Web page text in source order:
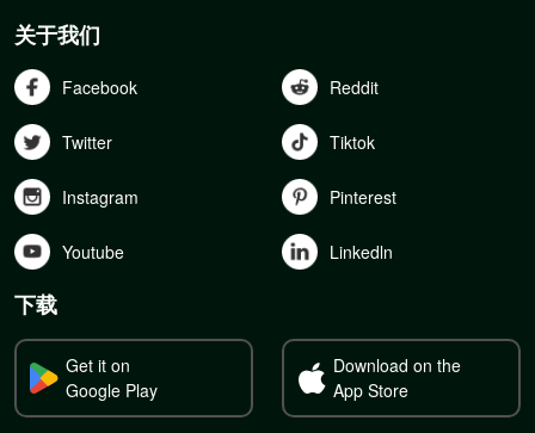
关于我们
Facebook Reddit
Twitter Tiktok
Instagram Pinterest
Youtube Linkedln
下载
Get it on
Google Play
Download on the
App Store